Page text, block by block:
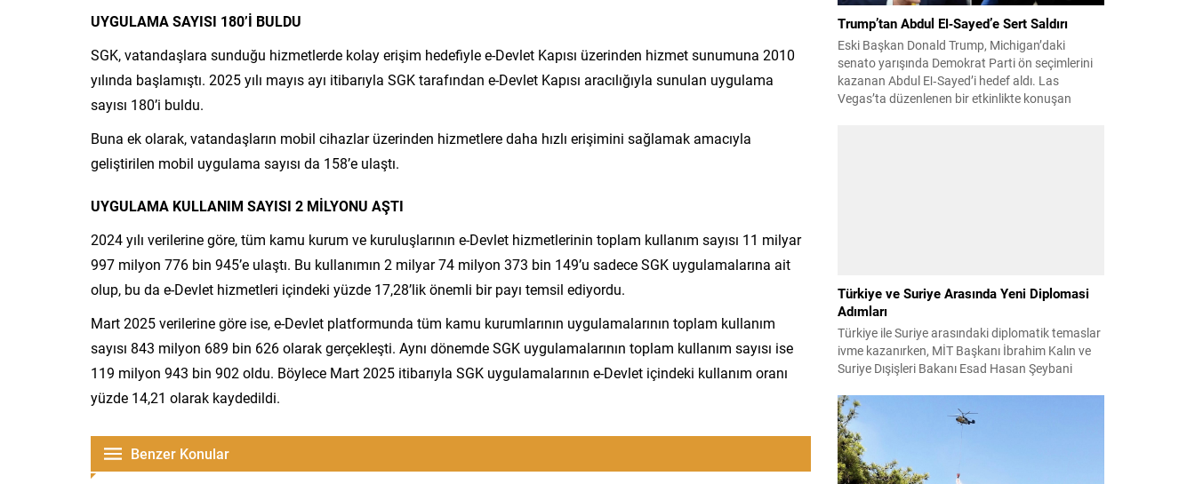
UYGULAMA SAYISI 180’İ BULDU
SGK, vatandaşlara sunduğu hizmetlerde kolay erişim hedefiyle e-Devlet Kapısı üzerinden hizmet sunumuna 2010
yılında başlamıştı. 2025 yılı mayıs ayı itibarıyla SGK tarafından e-Devlet Kapısı aracılığıyla sunulan uygulama
sayısı 180’i buldu.
Buna ek olarak, vatandaşların mobil cihazlar üzerinden hizmetlere daha hızlı erişimini sağlamak amacıyla
geliştirilen mobil uygulama sayısı da 158’e ulaştı.
UYGULAMA KULLANIM SAYISI 2 MİLYONU AŞTI
2024 yılı verilerine göre, tüm kamu kurum ve kuruluşlarının e-Devlet hizmetlerinin toplam kullanım sayısı 11 milyar
997 milyon 776 bin 945’e ulaştı. Bu kullanımın 2 milyar 74 milyon 373 bin 149’u sadece SGK uygulamalarına ait
olup, bu da e-Devlet hizmetleri içindeki yüzde 17,28’lik önemli bir payı temsil ediyordu.
Mart 2025 verilerine göre ise, e-Devlet platformunda tüm kamu kurumlarının uygulamalarının toplam kullanım
sayısı 843 milyon 689 bin 626 olarak gerçekleşti. Aynı dönemde SGK uygulamalarının toplam kullanım sayısı ise
119 milyon 943 bin 902 oldu. Böylece Mart 2025 itibarıyla SGK uygulamalarının e-Devlet içindeki kullanım oranı
yüzde 14,21 olarak kaydedildi.
Benzer Konular
Trump’tan Abdul El‑Sayed’e Sert Saldırı
Eski Başkan Donald Trump, Michigan’daki
senato yarışında Demokrat Parti ön seçimlerini
kazanan Abdul El‑Sayed’i hedef aldı. Las
Vegas’ta düzenlenen bir etkinlikte konuşan
Türkiye ve Suriye Arasında Yeni Diplomasi
Adımları
Türkiye ile Suriye arasındaki diplomatik temaslar
ivme kazanırken, MİT Başkanı İbrahim Kalın ve
Suriye Dışişleri Bakanı Esad Hasan Şeybani
arasındaki iş birliği imkanları ve bölgesel istikrar
konuları detaylı şekilde ele alındı. Taraflar, komşu
ülkelerle ilişkilerin güçlendirilmesinin gerekliliği
üzerinde mutabık kaldı; ayrıca Suriye-Lübnan
ilişkilerine...